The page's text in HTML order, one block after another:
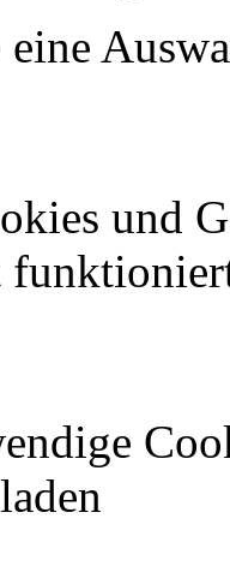
und